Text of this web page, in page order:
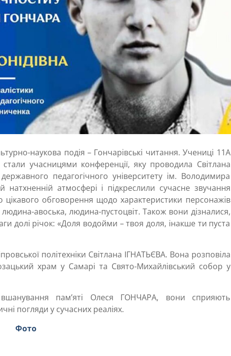
наукова подія – Гончарівські читання. Учениці 11А
учасницями конференції, яку проводила Світлана
педагогічного університету ім. Володимира
атмосфері і підкреслили сучасне звучання
цікавого обговорення щодо характеристики персонажів
авоська, людина-пустоцвіт. Також вони дізналися,
долі річок: «Доля водойми – твоя доля, інакше ти пуста
політехніки Світлана ІГНАТЬЄВА. Вона розповіла
храм у Самарі та Свято-Михайлівський собор у
пам’яті Олеся ГОНЧАРА, вони сприяють
погляди у сучасних реаліях.
Фото